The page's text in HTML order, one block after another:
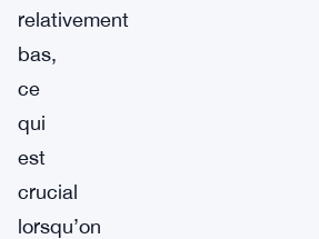
relativement
bas,
ce
qui
est
crucial
lorsqu’on